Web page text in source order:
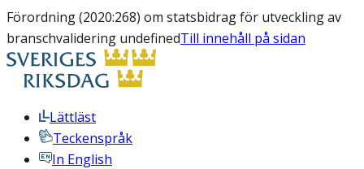
Förordning (2020:268) om statsbidrag för utveckling av
branschvalidering undefinedTill innehåll på sidan
Lättläst
Teckenspråk
In English